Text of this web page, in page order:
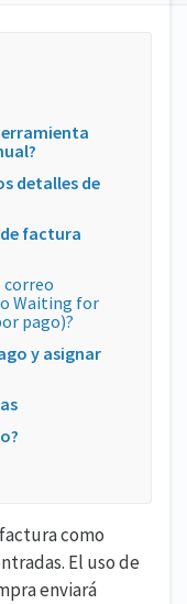
detalles de
factura
correo
Waiting for
pago)?
y asignar
como
El uso de
enviará